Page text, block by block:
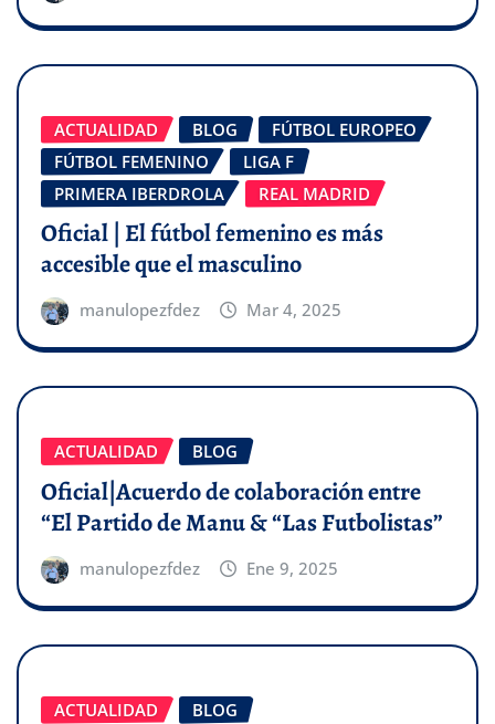
ACTUALIDAD BLOG
FÚTBOL EUROPEO
FÚTBOL FEMENINO
LIGA F
PRIMERA IBERDROLA
REAL MADRID
Oficial | El fútbol femenino es más
accesible que el masculino
manulopezfdez Mar 4, 2025
ACTUALIDAD BLOG
Oficial|Acuerdo de colaboración entre
“El Partido de Manu & “Las Futbolistas”
manulopezfdez Ene 9, 2025
ACTUALIDAD BLOG